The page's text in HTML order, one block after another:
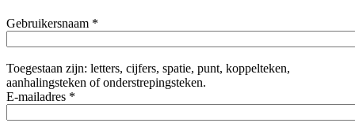
Gebruikersnaam *
Toegestaan zijn: letters, cijfers, spatie, punt, koppelteken,
aanhalingsteken of onderstrepingsteken.
E-mailadres *